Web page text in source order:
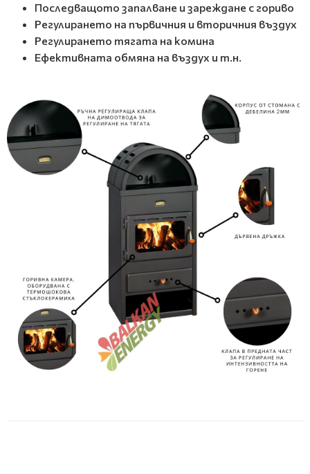
Последващото запалване и зареждане с гориво
Регулирането на първичния и вторичния въздух
Регулирането тягата на комина
Ефективната обмяна на въздух и т.н.